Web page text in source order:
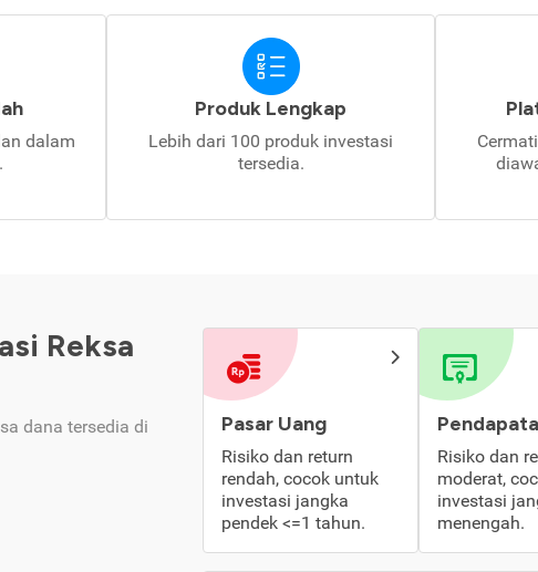
dalam
Produk Lengkap
Lebih dari 100 produk investasi
tersedia.
Reksa
dana tersedia di
Pasar Uang
Risiko dan return
rendah, cocok untuk
investasi jangka
pendek <=1 tahun.
Risiko dan
moderat,
investasi
menengah.